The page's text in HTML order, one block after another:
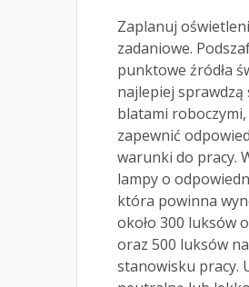
Zaplanuj
zadaniowe.
punktowe źródła
najlepiej sprawdzą
blatami
zapewnić
warunki do pracy.
lampy o
która powinna
około 300 luksów
oraz 500 luksów na
stanowisku pracy.